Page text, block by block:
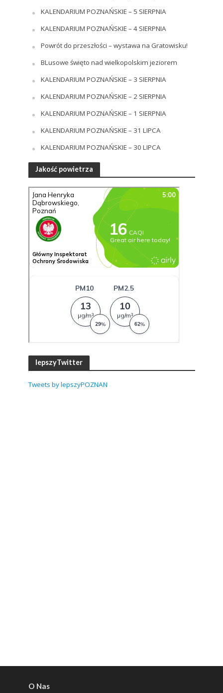
KALENDARIUM POZNAŃSKIE – 5 SIERPNIA
KALENDARIUM POZNAŃSKIE – 4 SIERPNIA
Powrót do przeszłości – wystawa na Gratowisku!
BLusowe święto nad wielkopolskim jeziorem
KALENDARIUM POZNAŃSKIE – 3 SIERPNIA
KALENDARIUM POZNAŃSKIE – 2 SIERPNIA
KALENDARIUM POZNAŃSKIE – 1 SIERPNIA
KALENDARIUM POZNAŃSKIE – 31 LIPCA
KALENDARIUM POZNAŃSKIE – 30 LIPCA
Jakość powietrza
lepszyTwitter
Tweets by lepszyPOZNAN
O Nas